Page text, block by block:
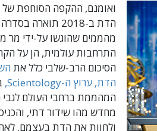
ואומנם, ההקפה הסוחפת של
הדת ב-2018 תוארה
מהממים שהוגשו על-ידי מר
התרחבות עולמית, הן על
הסיכום הרב-שלבי כלל את
הדת, ערוץ ה-Scientology,
המהממת ברחבי העולם
מחדש מהו שידור דתי,
ולחוות את הדת בעצמם. לאחר